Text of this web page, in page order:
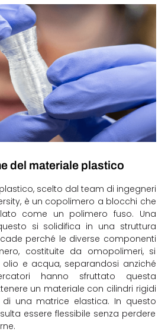
del materiale plastico
scelto dal team di ingegneri
è un copolimero a blocchi che
come un polimero fuso. Una
si solidifica in una struttura
perché le diverse componenti
costituite da omopolimeri, si
e acqua, separandosi anziché
hanno sfruttato questa
un materiale con cilindri rigidi
di una matrice elastica. In questo
essere flessibile senza perdere